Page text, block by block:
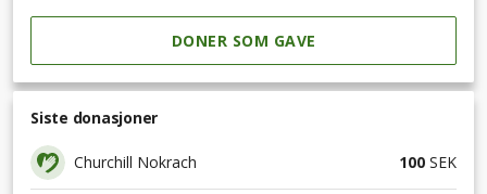
DONER SOM GAVE
Siste donasjoner
Churchill Nokrach 100 SEK